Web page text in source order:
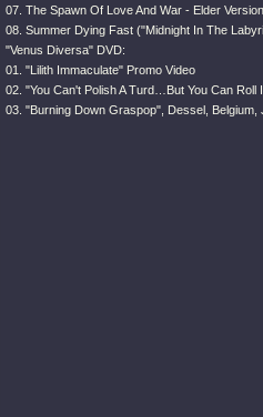
07. The Spawn Of Love And War - Elder Version
08. Summer Dying Fast ("Midnight In The
"Venus Diversa" DVD:
01. "Lilith Immaculate" Promo Video
02. "You Can't Polish A Turd…But You Can
03. "Burning Down Graspop", Dessel, Belgium,